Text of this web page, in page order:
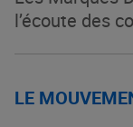
l’écoute des
LE